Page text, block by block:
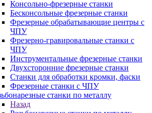
Консольно-фрезерные станки
Бесконсольные фрезерные станки
Фрезерные обрабатывающие центры с
ЧПУ
Фрезерно-гравировальные станки с
ЧПУ
Инструментальные фрезерные станки
Двухсторонние фрезерные станки
Станки для обработки кромки, фаски
Фрезерные станки с ЧПУ
станки по металлу
Назад